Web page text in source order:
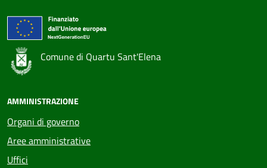
Comune di Quartu Sant'Elena
AMMINISTRAZIONE
Organi di governo
Aree amministrative
Uffici